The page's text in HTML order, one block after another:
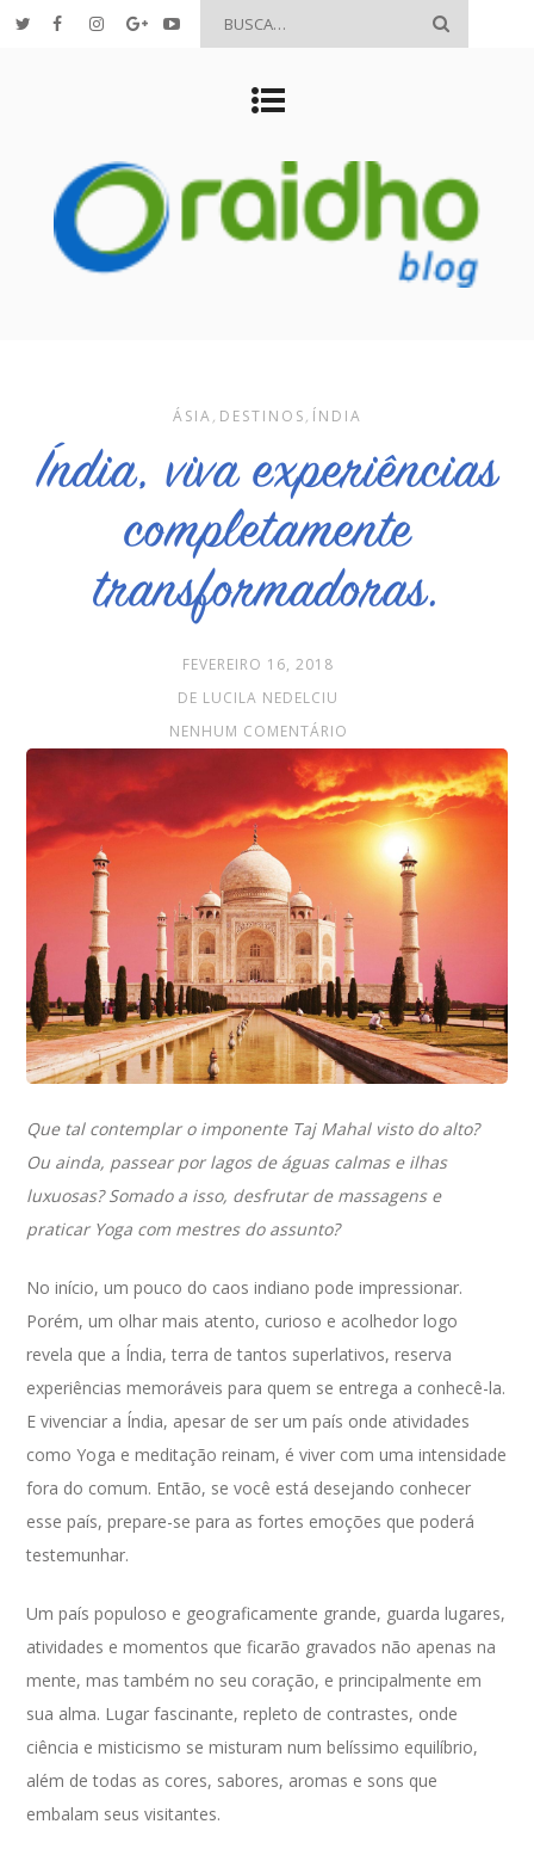
ÁSIA, DESTINOS, ÍNDIA
Índia, viva experiências
completamente
transformadoras.
FEVEREIRO 16, 2018
DE LUCILA NEDELCIU
NENHUM COMENTÁRIO
Que tal contemplar o imponente Taj Mahal visto do alto?
Ou ainda, passear por lagos de águas calmas e ilhas
luxuosas? Somado a isso, desfrutar de massagens e
praticar Yoga com mestres do assunto?
No início, um pouco do caos indiano pode impressionar.
Porém, um olhar mais atento, curioso e acolhedor logo
revela que a Índia, terra de tantos superlativos, reserva
experiências memoráveis para quem se entrega a conhecê-la.
E vivenciar a Índia, apesar de ser um país onde atividades
como Yoga e meditação reinam, é viver com uma intensidade
fora do comum. Então, se você está desejando conhecer
esse país, prepare-se para as fortes emoções que poderá
testemunhar.
Um país populoso e geograficamente grande, guarda lugares,
atividades e momentos que ficarão gravados não apenas na
mente, mas também no seu coração, e principalmente em
sua alma. Lugar fascinante, repleto de contrastes, onde
ciência e misticismo se misturam num belíssimo equilíbrio,
além de todas as cores, sabores, aromas e sons que
embalam seus visitantes.